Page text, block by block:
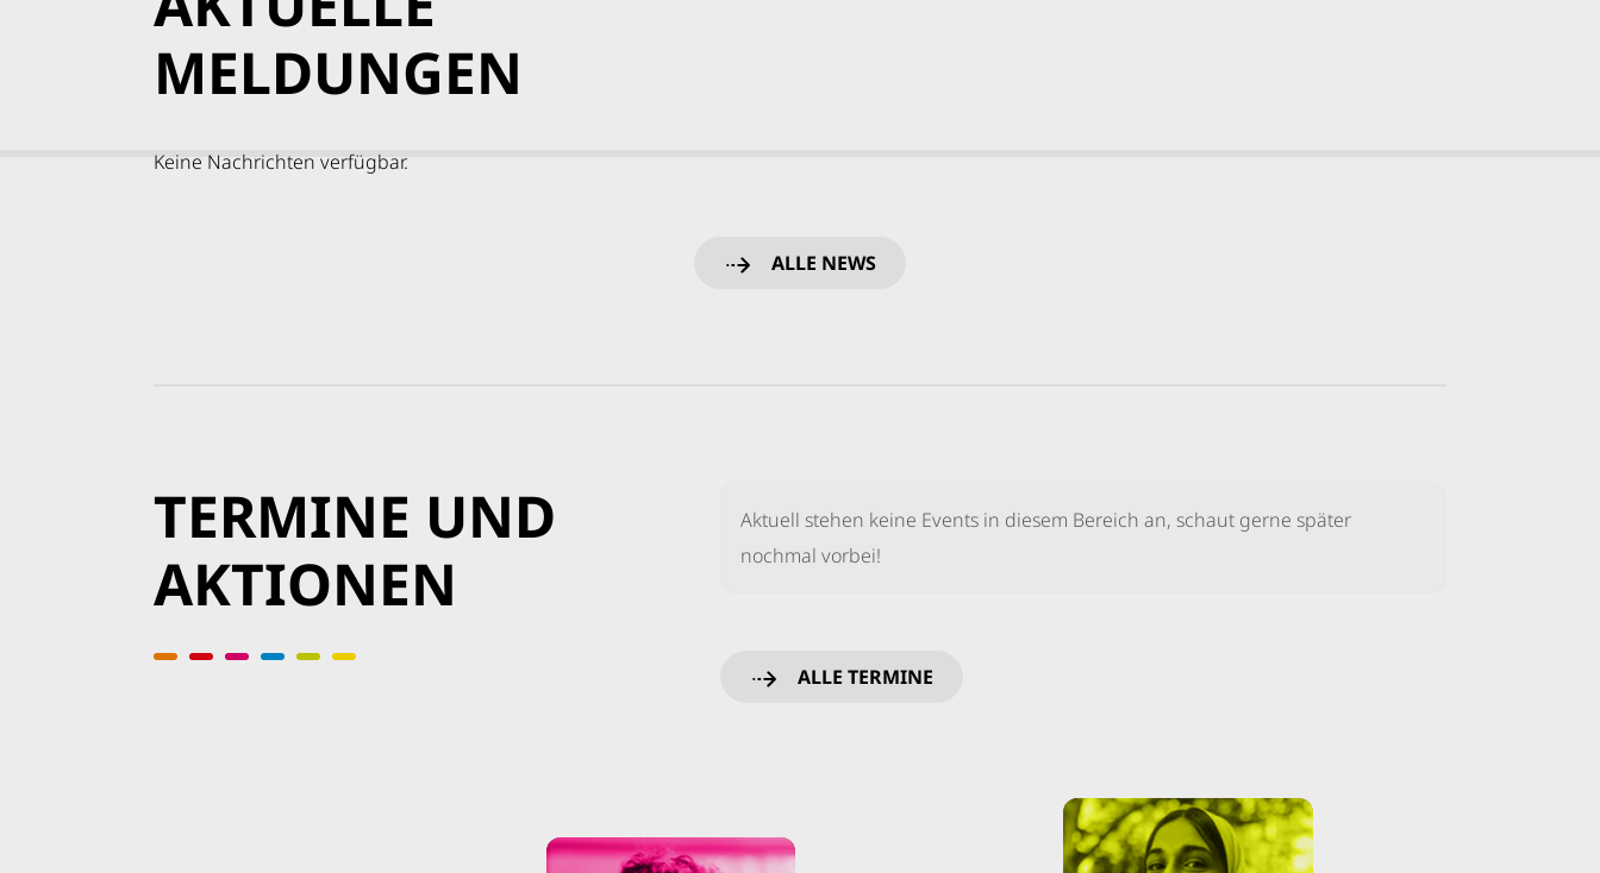
MELDUNGEN
Keine Nachrichten verfügbar.
ALLE NEWS
TERMINE UND
AKTIONEN
Aktuell stehen keine Events in diesem Bereich an, schaut gerne später
nochmal vorbei!
ALLE TERMINE